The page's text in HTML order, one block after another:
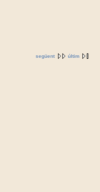
següent últim